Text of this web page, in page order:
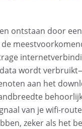
ontstaan door
wordt
aan het
van je wifi-
zeker als het